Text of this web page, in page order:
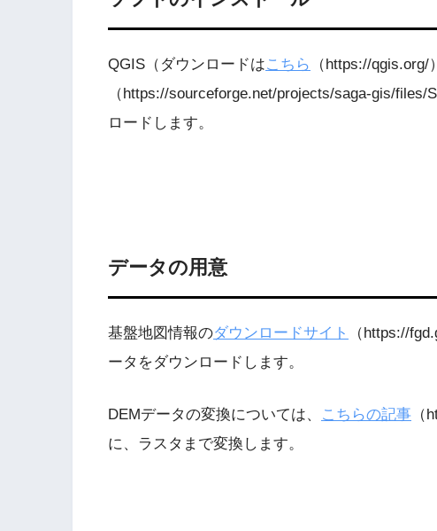
QGIS（ダウンロードはこちら （https://
（https://sourceforge.net/projects/saga-gis/
ロードします。
データの用意
基盤地図情報のダウンロードサイト
（https://
ータをダウンロードします。
DEMデータの変換については、 こちらの記事
に、ラスタまで変換します。